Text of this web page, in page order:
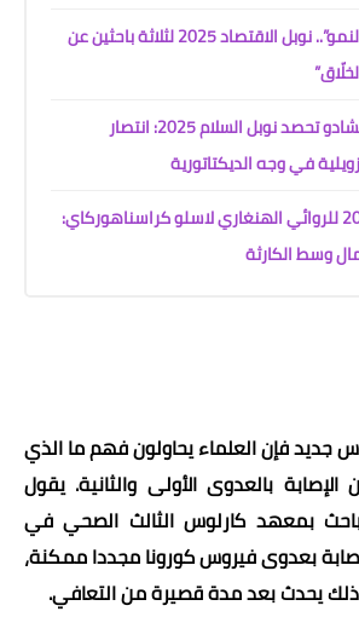
“الابتكار يصنع النمو”.. نوبل الاقتصاد 2025 لثلاثة باحثين عن
ماريا كورينا ماتشادو تحصد نوبل السلام 2025: انتصار
في وجه الديكتاتورية
نوبل الآداب 2025 للروائي الهنغاري لاسلو كراسناهوركاي:
وسط الكارثة
19 فيروس جديد فإن العلماء يحاولون فهم ما الذي
بالعدوى الأولى والثانية. يقول
الباحث بمعهد كارلوس الثالث الصحي في
بعدوى فيروس كورونا مجددا ممكنة،
ذلك يحدث بعد مدة قصيرة من التعافي.